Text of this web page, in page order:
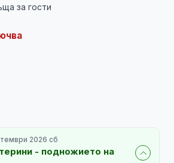
за гости
Ден 1 · 05 септември 2026 сб
- подножието на